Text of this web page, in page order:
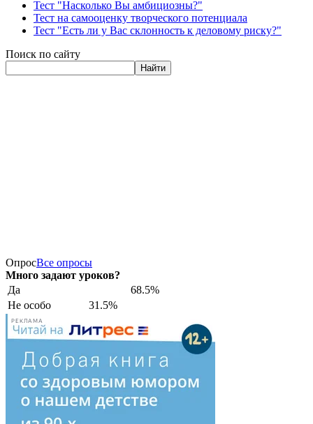
Тест "Насколько Вы амбициозны?"
Тест на самооценку творческого потенциала
Тест "Есть ли у Вас склонность к деловому риску?"
Поиск по сайту
Найти
ОпросВсе опросы
Много задают уроков?
Да
68.5%
Не особо
31.5%
РЕКЛАМА